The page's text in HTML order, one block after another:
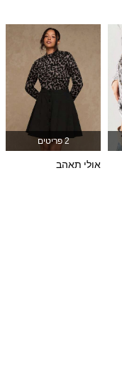
1.3M
1.3M
1.3M 2 פריטים
אולי תאהב